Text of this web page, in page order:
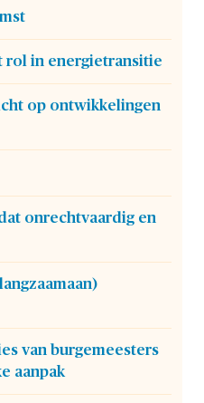
rol in energietransitie
op ontwikkelingen
onrechtvaardig en
van burgemeesters
aanpak